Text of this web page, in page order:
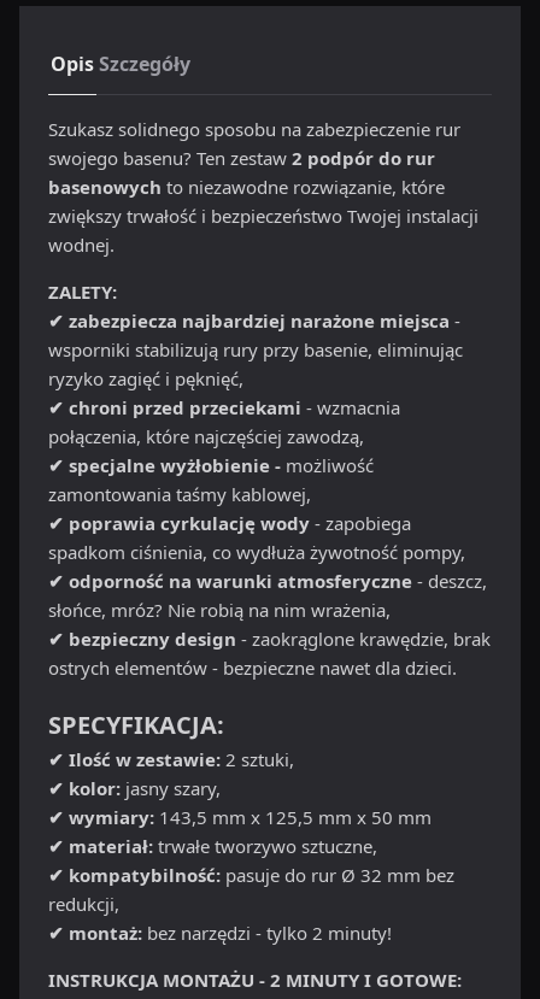
OpisSzczegóły
Szukasz solidnego sposobu na zabezpieczenie rur
swojego basenu? Ten zestaw 2 podpór do rur
basenowych to niezawodne rozwiązanie, które
zwiększy trwałość i bezpieczeństwo Twojej instalacji
wodnej.
ZALETY:
✔ zabezpiecza najbardziej narażone miejsca -
wsporniki stabilizują rury przy basenie, eliminując
ryzyko zagięć i pęknięć,
✔ chroni przed przeciekami - wzmacnia
połączenia, które najczęściej zawodzą,
✔ specjalne wyżłobienie - możliwość
zamontowania taśmy kablowej,
✔ poprawia cyrkulację wody - zapobiega
spadkom ciśnienia, co wydłuża żywotność pompy,
✔ odporność na warunki atmosferyczne - deszcz,
słońce, mróz? Nie robią na nim wrażenia,
✔ bezpieczny design - zaokrąglone krawędzie, brak
ostrych elementów - bezpieczne nawet dla dzieci.
SPECYFIKACJA:
✔ Ilość w zestawie: 2 sztuki,
✔ kolor: jasny szary,
✔ wymiary: 143,5 mm x 125,5 mm x 50 mm
✔ materiał: trwałe tworzywo sztuczne,
✔ kompatybilność: pasuje do rur Ø 32 mm bez
redukcji,
✔ montaż: bez narzędzi - tylko 2 minuty!
INSTRUKCJA MONTAŻU - 2 MINUTY I GOTOWE: